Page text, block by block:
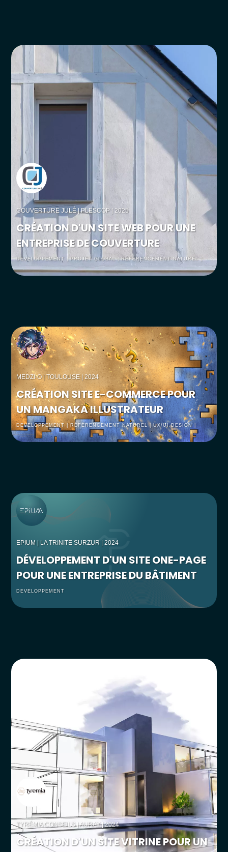
COUVERTURE JULÉ| PLESCOP | 2025
CRÉATION D'UN SITE WEB POUR UNE
ENTREPRISE DE COUVERTURE
DEVELOPPEMENT | PROJET GLOBAL | RÉFÉRENCEMENT NATUREL |
MEDZI-O| TOULOUSE | 2024
CRÉATION SITE E-COMMERCE POUR
UN MANGAKA ILLUSTRATEUR
DEVELOPPEMENT | RÉFÉRENCEMENT NATUREL | UX/UI DESIGN |
WEBDESGIN
EPIUM | LA TRINITE SURZUR | 2024
DÉVELOPPEMENT D'UN SITE ONE-PAGE
POUR UNE ENTREPRISE DU BÂTIMENT
DEVELOPPEMENT
TYRÉMIA CONSEILS| AURAY | 2024
CRÉATION D'UN SITE VITRINE POUR UN